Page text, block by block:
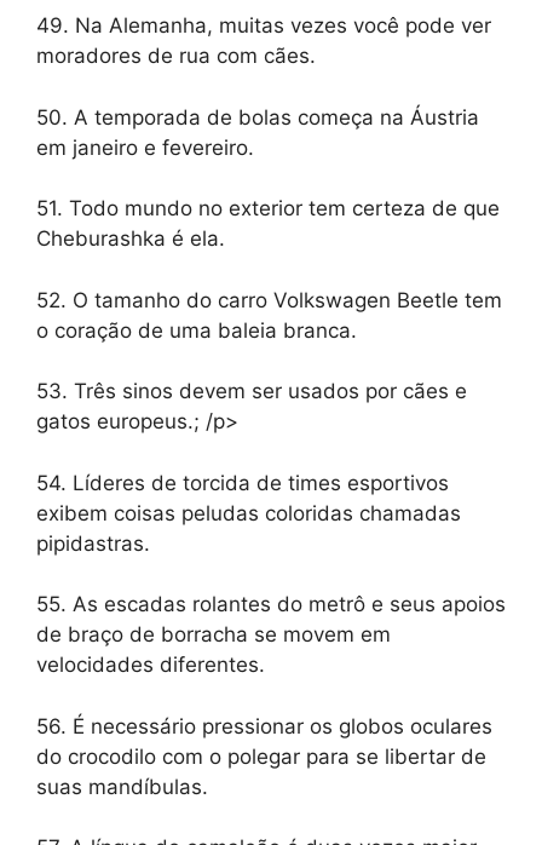
49. Na Alemanha, muitas vezes você pode ver
moradores de rua com cães.
50. A temporada de bolas começa na Áustria
em janeiro e fevereiro.
51. Todo mundo no exterior tem certeza de que
Cheburashka é ela.
52. O tamanho do carro Volkswagen Beetle tem
o coração de uma baleia branca.
53. Três sinos devem ser usados ​​por cães e
gatos europeus.; /p>
54. Líderes de torcida de times esportivos
exibem coisas peludas coloridas chamadas
pipidastras.
55. As escadas rolantes do metrô e seus apoios
de braço de borracha se movem em
velocidades diferentes.
56. É necessário pressionar os globos oculares
do crocodilo com o polegar para se libertar de
suas mandíbulas.